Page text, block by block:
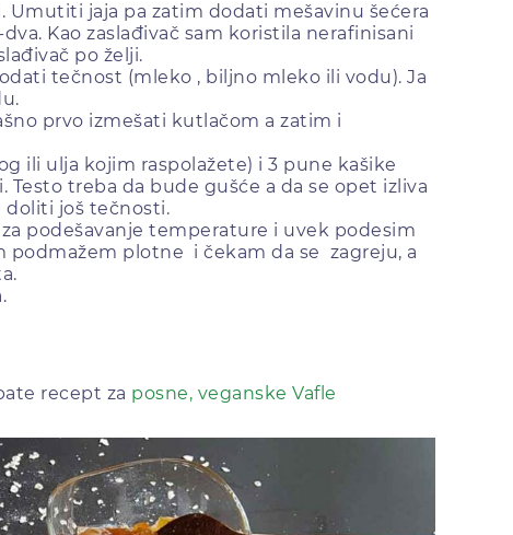
Umutiti jaja pa zatim dodati mešavinu šećera
Kao zaslađivač sam koristila nerafinisani
po želji.
tečnost (mleko , biljno mleko ili vodu). Ja
prvo izmešati kutlačom a zatim i
ili ulja kojim raspolažete) i 3 pune kašike
treba da bude gušće a da se opet izliva
doliti još tečnosti.
podešavanje temperature i uvek podesim
podmažem plotne i čekam da se zagreju, a
recept za posne, veganske Vafle